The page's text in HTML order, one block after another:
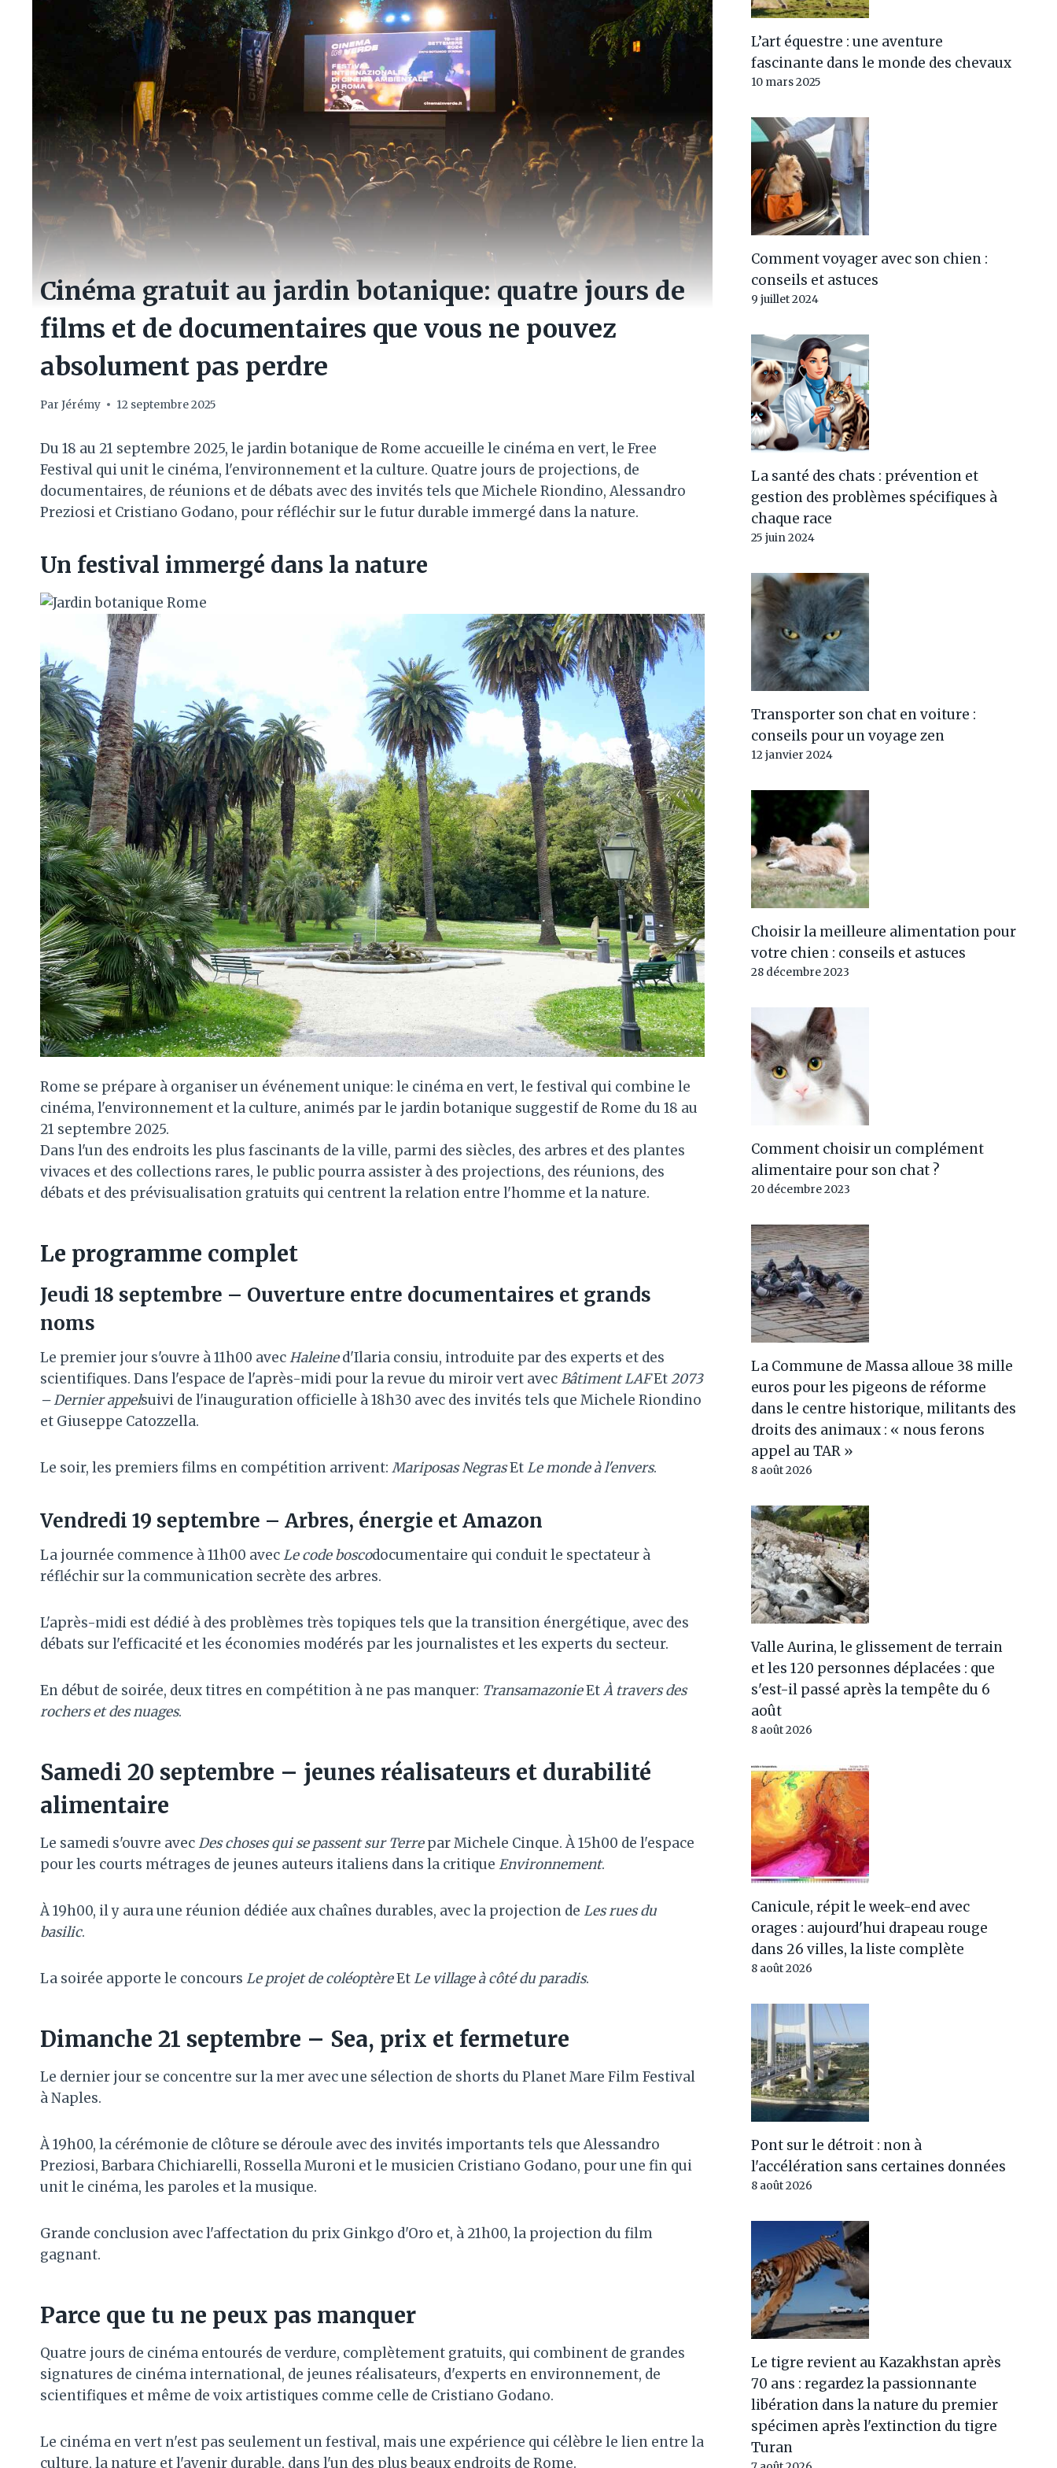
Cinéma gratuit au jardin botanique: quatre jours de
films et de documentaires que vous ne pouvez
absolument pas perdre
Par Jérémy 12 septembre 2025
Du 18 au 21 septembre 2025, le jardin botanique de Rome accueille le cinéma en vert, le Free
Festival qui unit le cinéma, l'environnement et la culture. Quatre jours de projections, de
documentaires, de réunions et de débats avec des invités tels que Michele Riondino, Alessandro
Preziosi et Cristiano Godano, pour réfléchir sur le futur durable immergé dans la nature.
Un festival immergé dans la nature
Rome se prépare à organiser un événement unique: le cinéma en vert, le festival qui combine le
cinéma, l'environnement et la culture, animés par le jardin botanique suggestif de Rome du 18 au
21 septembre 2025.
Dans l'un des endroits les plus fascinants de la ville, parmi des siècles, des arbres et des plantes
vivaces et des collections rares, le public pourra assister à des projections, des réunions, des
débats et des prévisualisation gratuits qui centrent la relation entre l'homme et la nature.
Le programme complet
Jeudi 18 septembre – Ouverture entre documentaires et grands
noms
Le premier jour s'ouvre à 11h00 avecHaleined'Ilaria consiu, introduite par des experts et des
scientifiques. Dans l'espace de l'après-midi pour la revue du miroir vert avecBâtiment LAFEt2073
– Dernier appelsuivi de l'inauguration officielle à 18h30 avec des invités tels que Michele Riondino
et Giuseppe Catozzella.
Le soir, les premiers films en compétition arrivent: Mariposas NegrasEtLe monde à l'envers.
Vendredi 19 septembre – Arbres, énergie et Amazon
La journée commence à 11h00 avecLe code boscodocumentaire qui conduit le spectateur à
réfléchir sur la communication secrète des arbres.
L'après-midi est dédié à des problèmes très topiques tels que la transition énergétique, avec des
débats sur l'efficacité et les économies modérés par les journalistes et les experts du secteur.
En début de soirée, deux titres en compétition à ne pas manquer: TransamazonieEtÀ travers des
rochers et des nuages.
Samedi 20 septembre – jeunes réalisateurs et durabilité
alimentaire
Le samedi s'ouvre avecDes choses qui se passent sur Terrepar Michele Cinque. À 15h00 de l'espace
pour les courts métrages de jeunes auteurs italiens dans la critique Environnement.
À 19h00, il y aura une réunion dédiée aux chaînes durables, avec la projection de Les rues du
basilic.
La soirée apporte le concours Le projet de coléoptèreEtLe village à côté du paradis.
Dimanche 21 septembre – Sea, prix et fermeture
Le dernier jour se concentre sur la mer avec une sélection de shorts du Planet Mare Film Festival
à Naples.
À 19h00, la cérémonie de clôture se déroule avec des invités importants tels que Alessandro
Preziosi, Barbara Chichiarelli, Rossella Muroni et le musicien Cristiano Godano, pour une fin qui
unit le cinéma, les paroles et la musique.
Grande conclusion avec l'affectation du prix Ginkgo d'Oro et, à 21h00, la projection du film
gagnant.
Parce que tu ne peux pas manquer
Quatre jours de cinéma entourés de verdure, complètement gratuits, qui combinent de grandes
signatures de cinéma international, de jeunes réalisateurs, d'experts en environnement, de
scientifiques et même de voix artistiques comme celle de Cristiano Godano.
Le cinéma en vert n'est pas seulement un festival, mais une expérience qui célèbre le lien entre la
culture, la nature et l'avenir durable, dans l'un des plus beaux endroits de Rome.
L’art équestre : une aventure
fascinante dans le monde des chevaux
10 mars 2025
Comment voyager avec son chien :
conseils et astuces
9 juillet 2024
La santé des chats : prévention et
gestion des problèmes spécifiques à
chaque race
25 juin 2024
Transporter son chat en voiture :
conseils pour un voyage zen
12 janvier 2024
Choisir la meilleure alimentation pour
votre chien : conseils et astuces
28 décembre 2023
Comment choisir un complément
alimentaire pour son chat ?
20 décembre 2023
La Commune de Massa alloue 38 mille
euros pour les pigeons de réforme
dans le centre historique, militants des
droits des animaux : « nous ferons
appel au TAR »
8 août 2026
Valle Aurina, le glissement de terrain
et les 120 personnes déplacées : que
s'est-il passé après la tempête du 6
août
8 août 2026
Canicule, répit le week-end avec
orages : aujourd'hui drapeau rouge
dans 26 villes, la liste complète
8 août 2026
Pont sur le détroit : non à
l'accélération sans certaines données
8 août 2026
Le tigre revient au Kazakhstan après
70 ans : regardez la passionnante
libération dans la nature du premier
spécimen après l'extinction du tigre
Turan